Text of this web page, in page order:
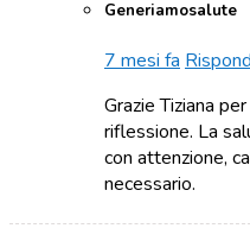
Generiamosalute
7 mesi fa
Grazie Tiziana
riflessione. La
con attenzione,
necessario.